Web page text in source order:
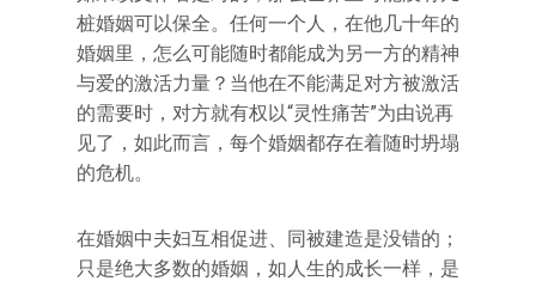
桩婚姻可以保全。任何一个人，在他几十年的
婚姻里，怎么可能随时都能成为另一方的精神
与爱的激活力量？当他在不能满足对方被激活
的需要时，对方就有权以“灵性痛苦”为由说再
见了，如此而言，每个婚姻都存在着随时坍塌
的危机。
在婚姻中夫妇互相促进、同被建造是没错的；
只是绝大多数的婚姻，如人生的成长一样，是